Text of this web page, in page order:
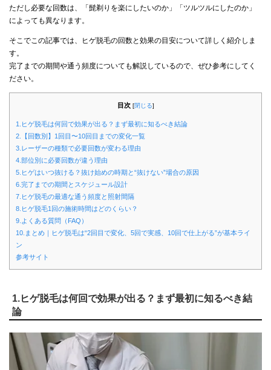
ただし必要な回数は、「髭剃りを楽にしたいのか」「ツルツルにしたのか」
によっても異なります。
そこでこの記事では、ヒゲ脱毛の回数と効果の目安について詳しく紹介しま
す。
完了までの期間や通う頻度についても解説しているので、ぜひ参考にしてく
ださい。
目次 [閉じる]
1.ヒゲ脱毛は何回で効果が出る？まず最初に知るべき結論
2.【回数別】1回目〜10回目までの変化一覧
3.レーザーの種類で必要回数が変わる理由
4.部位別に必要回数が違う理由
5.ヒゲはいつ抜ける？抜け始めの時期と“抜けない”場合の原因
6.完了までの期間とスケジュール設計
7.ヒゲ脱毛の最適な通う頻度と照射間隔
8.ヒゲ脱毛1回の施術時間はどのくらい？
9.よくある質問（FAQ）
10.まとめ｜ヒゲ脱毛は“2回目で変化、5回で実感、10回で仕上がる”が基本ライ
ン
参考サイト
1.ヒゲ脱毛は何回で効果が出る？まず最初に知るべき結
論